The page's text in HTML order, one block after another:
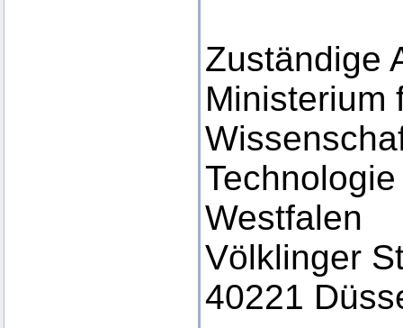
Zuständige
Ministerium
Westfalen
Völklinger
40221